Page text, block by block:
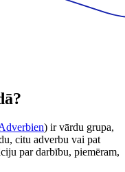
) ir vārdu grupa,
citu adverbu vai pat
par darbību, piemēram,